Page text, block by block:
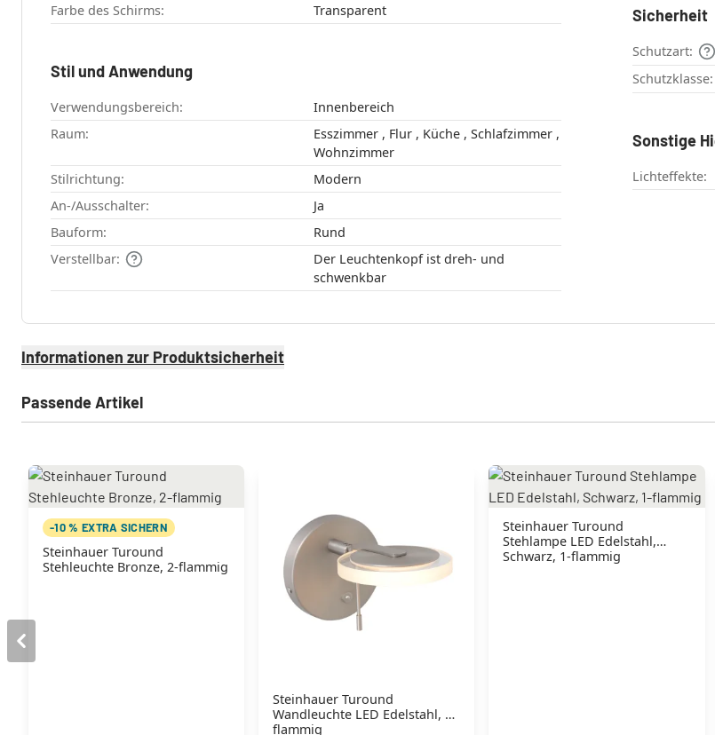
Farbe des Schirms:
Transparent
Stil und Anwendung
Verwendungsbereich:
Innenbereich
Raum:
Esszimmer , Flur , Küche , Schlafzimmer ,
Wohnzimmer
Stilrichtung:
Modern
An-/Ausschalter:
Ja
Bauform:
Rund
Verstellbar:
Der Leuchtenkopf ist dreh- und
schwenkbar
Sicherheit
Schutzart:
Schutzklasse:
Sonstige
Lichteffekte:
Informationen zur Produktsicherheit
Passende Artikel
-10 % EXTRA SICHERN
Steinhauer Turound
Stehleuchte Bronze, 2-flammig
Steinhauer Turound
Wandleuchte LED Edelstahl, 1-
flammig
Steinhauer Turound
Stehlampe LED Edelstahl,
Schwarz, 1-flammig